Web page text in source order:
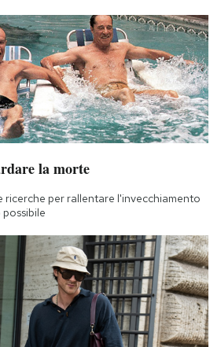
la morte
ricerche per rallentare l'invecchiamento